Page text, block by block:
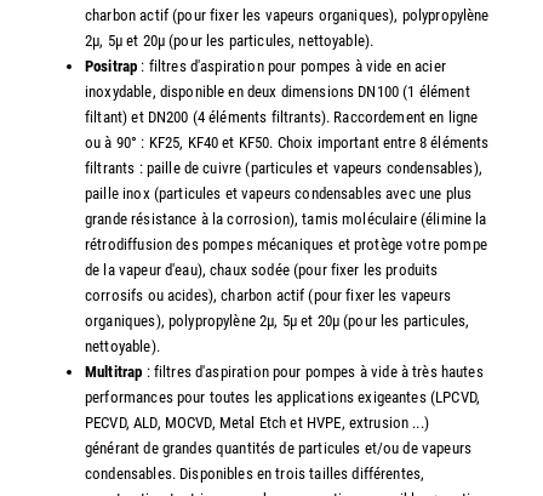
charbon actif (pour fixer les vapeurs organiques), polypropylène
2µ, 5µ et 20µ (pour les particules, nettoyable).
Positrap : filtres d'aspiration pour pompes à vide en acier
inoxydable, disponible en deux dimensions DN100 (1 élément
filtant) et DN200 (4 éléments filtrants). Raccordement en ligne
ou à 90° : KF25, KF40 et KF50. Choix important entre 8 éléments
filtrants : paille de cuivre (particules et vapeurs condensables),
paille inox (particules et vapeurs condensables avec une plus
grande résistance à la corrosion), tamis moléculaire (élimine la
rétrodiffusion des pompes mécaniques et protège votre pompe
de la vapeur d'eau), chaux sodée (pour fixer les produits
corrosifs ou acides), charbon actif (pour fixer les vapeurs
organiques), polypropylène 2µ, 5µ et 20µ (pour les particules,
nettoyable).
Multitrap : filtres d'aspiration pour pompes à vide à très hautes
performances pour toutes les applications exigeantes (LPCVD,
PECVD, ALD, MOCVD, Metal Etch et HVPE, extrusion ...)
générant de grandes quantités de particules et/ou de vapeurs
condensables. Disponibles en trois tailles différentes,